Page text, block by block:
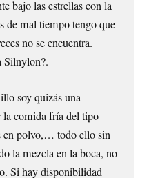
bajo las estrellas con la
de mal tiempo tengo que
no se encuentra.
Silnylon?.
soy quizás una
la comida fría del tipo
en polvo,… todo ello sin
la mezcla en la boca, no
Si hay disponibilidad